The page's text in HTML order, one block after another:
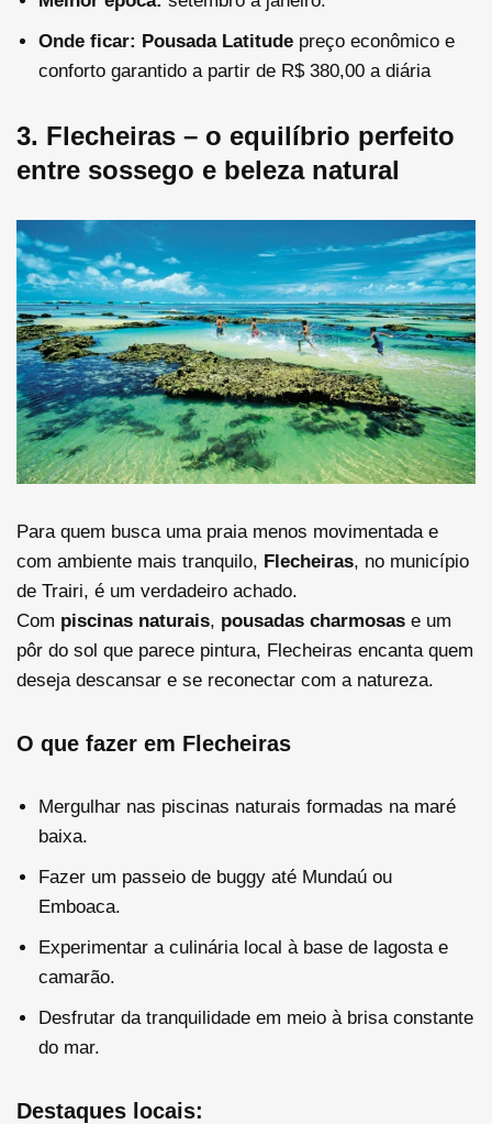
Onde ficar: Pousada Latitude preço econômico e
conforto garantido a partir de R$ 380,00 a diária
3. Flecheiras – o equilíbrio perfeito
entre sossego e beleza natural
Para quem busca uma praia menos movimentada e
com ambiente mais tranquilo, Flecheiras, no município
de Trairi, é um verdadeiro achado.
Com piscinas naturais, pousadas charmosas e um
pôr do sol que parece pintura, Flecheiras encanta quem
deseja descansar e se reconectar com a natureza.
O que fazer em Flecheiras
Mergulhar nas piscinas naturais formadas na maré
baixa.
Fazer um passeio de buggy até Mundaú ou
Emboaca.
Experimentar a culinária local à base de lagosta e
camarão.
Desfrutar da tranquilidade em meio à brisa constante
do mar.
Destaques locais: